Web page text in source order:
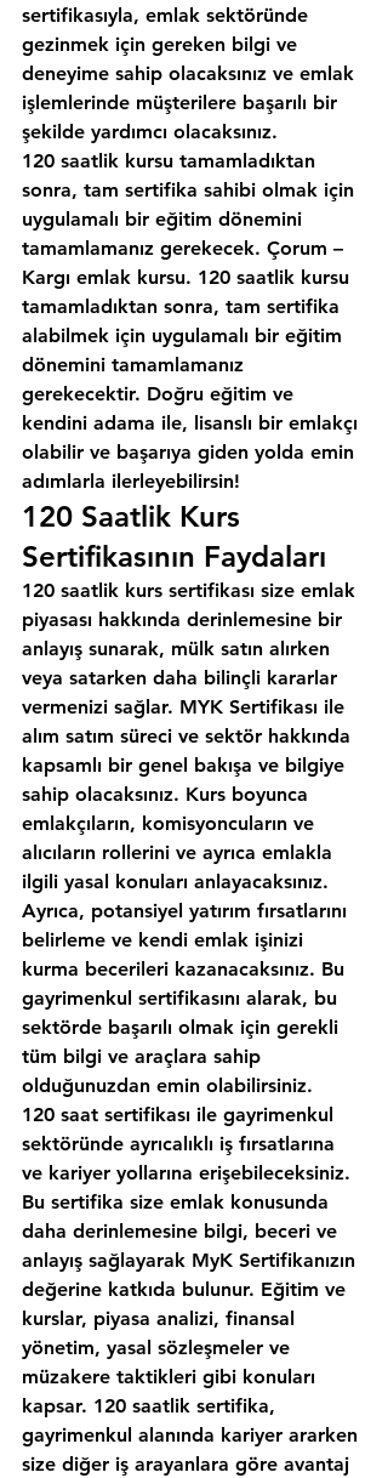
sertifikasıyla, emlak sektöründe
gezinmek için gereken bilgi ve
deneyime sahip olacaksınız ve emlak
işlemlerinde müşterilere başarılı bir
şekilde yardımcı olacaksınız.
120 saatlik kursu tamamladıktan
sonra, tam sertifika sahibi olmak için
uygulamalı bir eğitim dönemini
tamamlamanız gerekecek. Çorum –
Kargı emlak kursu. 120 saatlik kursu
tamamladıktan sonra, tam sertifika
alabilmek için uygulamalı bir eğitim
dönemini tamamlamanız
gerekecektir. Doğru eğitim ve
kendini adama ile, lisanslı bir emlakçı
olabilir ve başarıya giden yolda emin
adımlarla ilerleyebilirsin!
120 Saatlik Kurs
Sertifikasının Faydaları
120 saatlik kurs sertifikası size emlak
piyasası hakkında derinlemesine bir
anlayış sunarak, mülk satın alırken
veya satarken daha bilinçli kararlar
vermenizi sağlar. MYK Sertifikası ile
alım satım süreci ve sektör hakkında
kapsamlı bir genel bakışa ve bilgiye
sahip olacaksınız. Kurs boyunca
emlakçıların, komisyoncuların ve
alıcıların rollerini ve ayrıca emlakla
ilgili yasal konuları anlayacaksınız.
Ayrıca, potansiyel yatırım fırsatlarını
belirleme ve kendi emlak işinizi
kurma becerileri kazanacaksınız. Bu
gayrimenkul sertifikasını alarak, bu
sektörde başarılı olmak için gerekli
tüm bilgi ve araçlara sahip
olduğunuzdan emin olabilirsiniz.
120 saat sertifikası ile gayrimenkul
sektöründe ayrıcalıklı iş fırsatlarına
ve kariyer yollarına erişebileceksiniz.
Bu sertifika size emlak konusunda
daha derinlemesine bilgi, beceri ve
anlayış sağlayarak MyK Sertifikanızın
değerine katkıda bulunur. Eğitim ve
kurslar, piyasa analizi, finansal
yönetim, yasal sözleşmeler ve
müzakere taktikleri gibi konuları
kapsar. 120 saatlik sertifika,
gayrimenkul alanında kariyer ararken
size diğer iş arayanlara göre avantaj